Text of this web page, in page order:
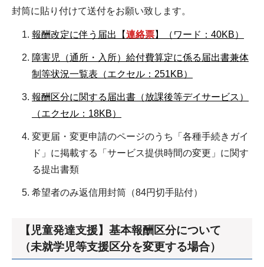
封筒に貼り付けて送付をお願い致します。
報酬改定に伴う届出【連絡票】（ワード：40KB）
障害児（通所・入所）給付費算定に係る届出書兼体
制等状況一覧表（エクセル：251KB）
報酬区分に関する届出書（放課後等デイサービス）
（エクセル：18KB）
変更届・変更申請のページのうち「各種手続きガイ
ド」に掲載する「サービス提供時間の変更」に関す
る提出書類
希望者のみ返信用封筒（84円切手貼付）
【児童発達支援】基本報酬区分について
（未就学児等支援区分を変更する場合）